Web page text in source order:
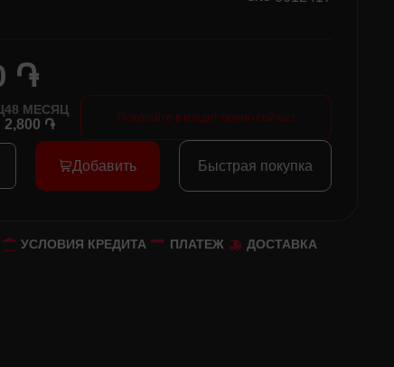
֏
48 МЕСЯЦ
2,800 ֏ Покупайте в кредит прямо сейчас!
Добавить Быстрая покупка
УСЛОВИЯ КРЕДИТА ПЛАТЕЖ ДОСТАВКА